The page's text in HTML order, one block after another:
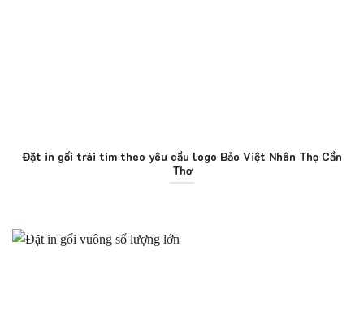
Đặt in gối trái tim theo yêu cầu logo Bảo Việt Nhân Thọ Cần
Thơ